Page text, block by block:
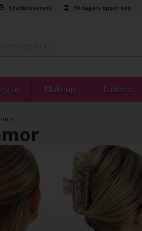
Snabb leverans 30 dagars öppet köp
Makeup Hudvård